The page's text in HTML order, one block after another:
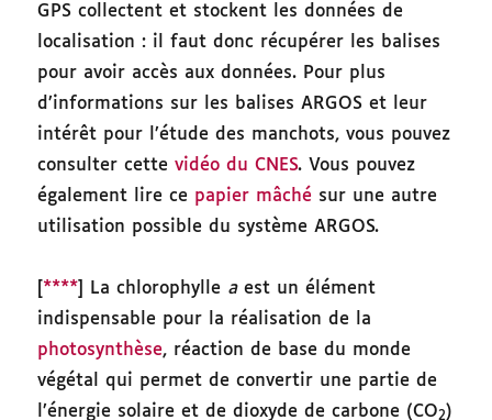
GPS collectent et stockent les données de
localisation : il faut donc récupérer les balises
pour avoir accès aux données. Pour plus
d’informations sur les balises ARGOS et leur
intérêt pour l’étude des manchots, vous pouvez
consulter cettevidéo du CNES. Vous pouvez
également lire ce papier mâché sur une autre
utilisation possible du système ARGOS.
**** ] La chlorophylle aest un élément
indispensable pour la réalisation de la
photosynthèse, réaction de base du monde
végétal qui permet de convertir une partie de
l’énergie solaire et de dioxyde de carbone (CO2)